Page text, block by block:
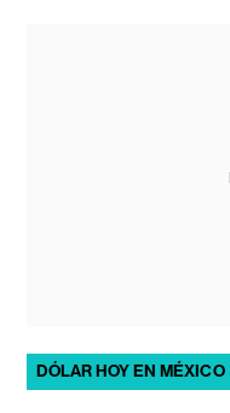
DÓLAR HOY EN MÉXICO